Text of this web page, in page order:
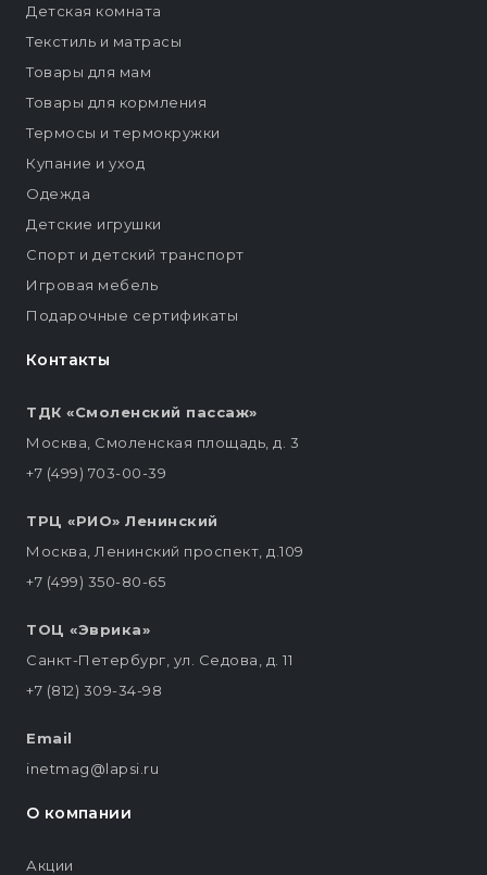
Контакты
ТДК «Смоленский пассаж»
Москва, Смоленская площадь, д. 3
+7 (499) 703-00-39
ТРЦ «РИО» Ленинский
Москва, Ленинский проспект, д.109
+7 (499) 350-80-65
ТОЦ «Эврика»
Санкт-Петербург, ул. Седова, д. 11
+7 (812) 309-34-98
Email
inetmag@lapsi.ru
Детская комната
Текстиль и матрасы
Товары для мам
Товары для кормления
Термосы и термокружки
Купание и уход
Одежда
Детские игрушки
Спорт и детский транспорт
Игровая мебель
Подарочные сертификаты
О компании
Акции